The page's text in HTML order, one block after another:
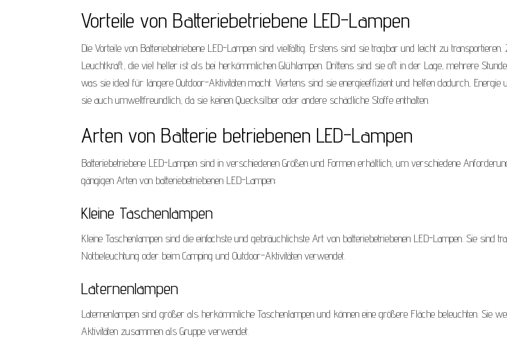
Vorteile von Batteriebetriebene LED-Lampen
Die Vorteile von Batteriebetriebene LED-Lampen sind vielfältig. Erstens sind sie tragbar und leicht zu
Leuchtkraft, die viel heller ist als bei herkömmlichen Glühlampen. Drittens sind sie oft in der Lage, mehrere
was sie ideal für längere Outdoor-Aktivitäten macht. Viertens sind sie energieeffizient und helfen dadurch, Energie
sie auch umweltfreundlich, da sie keinen Quecksilber oder andere schädliche Stoffe enthalten.
Arten von Batterie betriebenen LED-Lampen
Batteriebetriebene LED-Lampen sind in verschiedenen Größen und Formen erhältlich, um verschiedene
gängigen Arten von batteriebetriebenen LED-Lampen:
Kleine Taschenlampen
Kleine Taschenlampen sind die einfachste und gebräuchlichste Art von batteriebetriebenen LED-Lampen. Sie sind
Notbeleuchtung oder beim Camping und Outdoor-Aktivitäten verwendet.
Laternenlampen
Laternenlampen sind größer als herkömmliche Taschenlampen und können eine größere Fläche beleuchten. Sie
Aktivitäten zusammen als Gruppe verwendet.